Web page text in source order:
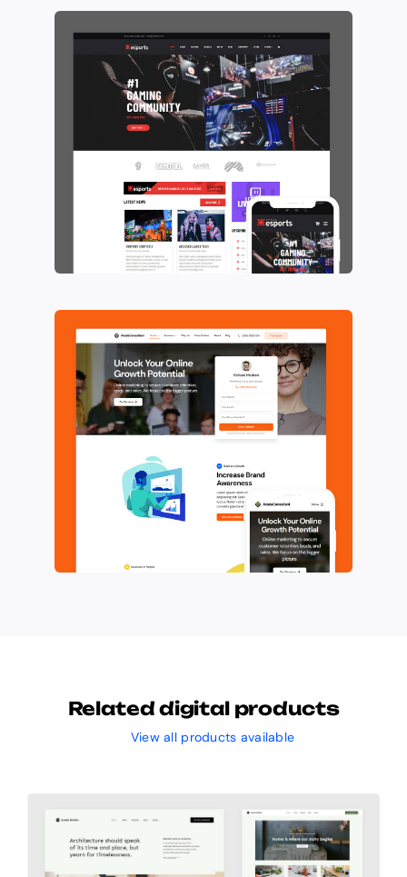
Related digital products
View all products available